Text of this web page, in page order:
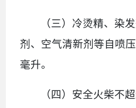
（三）冷烫精、染
剂、空气清新剂等自喷
毫升。
（四）安全火柴不